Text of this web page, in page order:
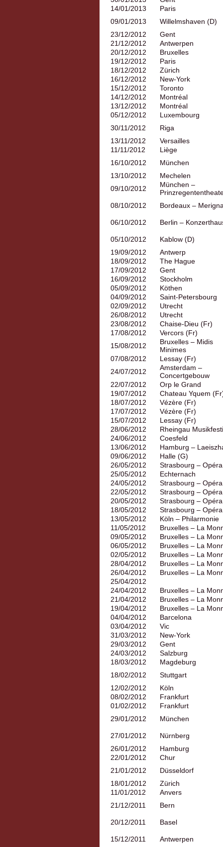
14/01/2013
Paris
09/01/2013
Willelmshaven (D)
23/12/2012
Gent
21/12/2012
Antwerpen
20/12/2012
Bruxelles
19/12/2012
Paris
18/12/2012
Zürich
16/12/2012
New-York
15/12/2012
Toronto
14/12/2012
Montréal
13/12/2012
Montréal
05/12/2012
Luxembourg
30/11/2012
Riga
13/11/2012
Versailles
11/11/2012
Liège
16/10/2012
München
13/10/2012
Mechelen
09/10/2012
München –
08/10/2012
Bordeaux –
06/10/2012 Berlin –
05/10/2012
Kablow (D)
19/09/2012
Antwerp
18/09/2012
The Hague
17/09/2012
Gent
16/09/2012
Stockholm
05/09/2012
Köthen
04/09/2012
Saint-Petersbourg
02/09/2012
Utrecht
26/08/2012
Utrecht
23/08/2012
Chaise-Dieu (Fr)
17/08/2012
Vercors (Fr)
15/08/2012
Bruxelles – Midis
Minimes
07/08/2012
Lessay (Fr)
24/07/2012
Amsterdam –
Concertgebouw
22/07/2012
Orp le Grand
19/07/2012
Chateau Yquem
18/07/2012
Vézère (Fr)
17/07/2012
Vézère (Fr)
15/07/2012
Lessay (Fr)
28/06/2012
Rheingau
24/06/2012
Coesfeld
13/06/2012
Hamburg –
09/06/2012
Halle (G)
26/05/2012
Strasbourg – Opéra
25/05/2012
Echternach
24/05/2012
Strasbourg – Opéra
22/05/2012
Strasbourg – Opéra
20/05/2012
Strasbourg – Opéra
18/05/2012
Strasbourg – Opéra
13/05/2012
Köln – Philarmonie
11/05/2012
Bruxelles – La
09/05/2012
Bruxelles – La
06/05/2012
Bruxelles – La
02/05/2012
Bruxelles – La
28/04/2012
Bruxelles – La
26/04/2012
Bruxelles – La
25/04/2012
24/04/2012
Bruxelles – La
21/04/2012
Bruxelles – La
19/04/2012
Bruxelles – La
04/04/2012
Barcelona
03/04/2012
Vic
31/03/2012
New-York
29/03/2012
Gent
24/03/2012
Salzburg
18/03/2012
Magdeburg
18/02/2012
Stuttgart
12/02/2012
Köln
08/02/2012
Frankfurt
01/02/2012
Frankfurt
29/01/2012
München
27/01/2012
Nürnberg
26/01/2012
Hamburg
22/01/2012
Chur
21/01/2012
Düsseldorf
18/01/2012
Zürich
11/01/2012
Anvers
21/12/2011
Bern
20/12/2011 Basel
15/12/2011
Antwerpen